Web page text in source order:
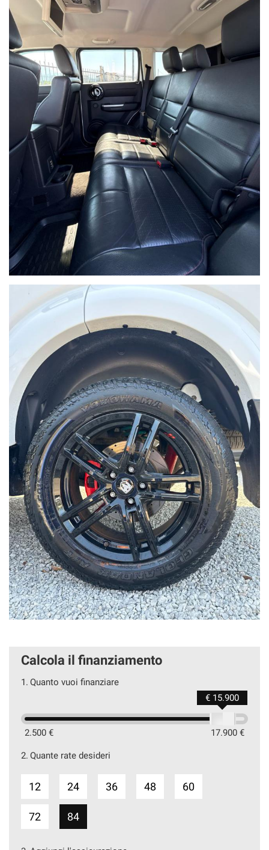
Calcola il finanziamento
1. Quanto vuoi finanziare
2.500 € 17.900 €
€ 15.900
2. Quante rate desideri
12 24 36 48 60
72 84